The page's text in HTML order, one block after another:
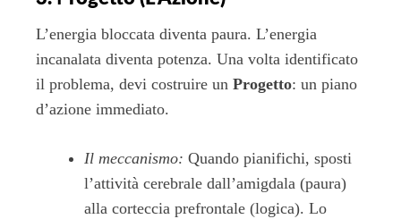
L’energia bloccata diventa paura. L’energia
incanalata diventa potenza. Una volta identificato
il problema, devi costruire un Progetto: un piano
d’azione immediato.
Il meccanismo: Quando pianifichi, sposti
l’attività cerebrale dall’amigdala (paura)
alla corteccia prefrontale (logica). Lo